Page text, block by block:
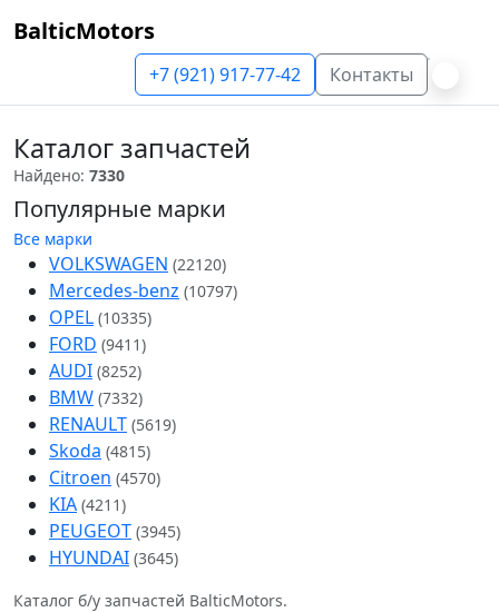
BalticMotors
+7 (921) 917-77-42 Контакты
Каталог запчастей
Найдено: 7330
Популярные марки
Все марки
VOLKSWAGEN (22120)
Mercedes-benz (10797)
OPEL (10335)
FORD (9411)
AUDI (8252)
BMW (7332)
RENAULT (5619)
Skoda (4815)
Citroen (4570)
KIA (4211)
PEUGEOT (3945)
HYUNDAI (3645)
Каталог б/у запчастей BalticMotors.